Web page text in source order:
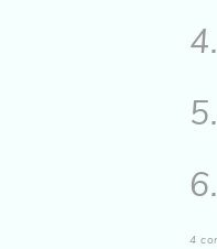
4.
5.
6.
4